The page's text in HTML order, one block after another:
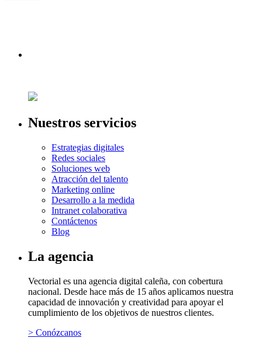
Nuestros servicios
Estrategias digitales
Redes sociales
Soluciones web
Atracción del talento
Marketing online
Desarrollo a la medida
Intranet colaborativa
Contáctenos
Blog
La agencia
Vectorial es una agencia digital caleña, con cobertura
nacional. Desde hace más de 15 años aplicamos nuestra
capacidad de innovación y creatividad para apoyar el
cumplimiento de los objetivos de nuestros clientes.
> Conózcanos